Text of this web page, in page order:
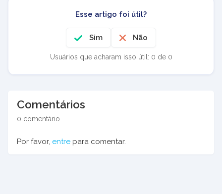
Esse artigo foi útil?
Sim Não
Usuários que acharam isso útil: 0 de 0
Comentários
0 comentário
Por favor, entre para comentar.